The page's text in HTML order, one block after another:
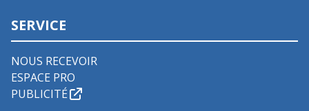
SERVICE
NOUS RECEVOIR
ESPACE PRO
PUBLICITÉ